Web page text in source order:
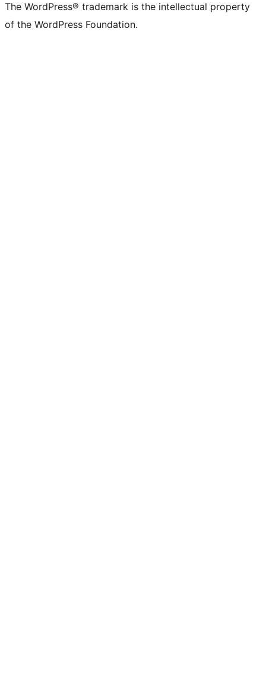
The WordPress® trademark is the intellectual property
of the WordPress Foundation.